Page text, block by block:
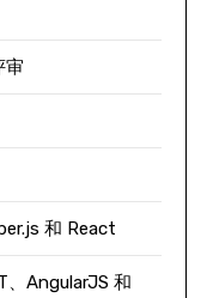
审
和 React
、AngularJS 和